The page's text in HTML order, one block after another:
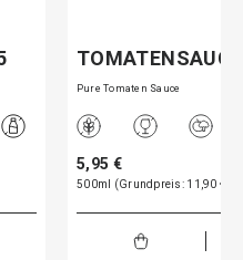
TOMATENSAUCE
Pure Tomaten Sauce
5,95 €
500ml (Grundpreis: 11,90 €